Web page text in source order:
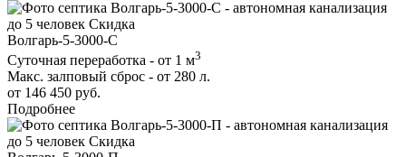
до 5 человек Скидка
Волгарь-5-3000-С
Суточная переработка - от 1 м3
Макс. залповый сброс - от 280 л.
от 146 450 руб.
Подробнее
до 5 человек Скидка